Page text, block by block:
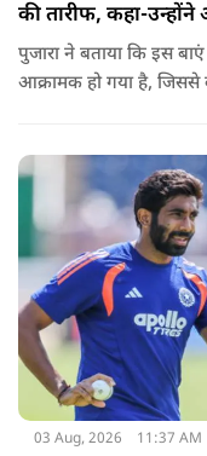
की तारीफ, कहा-
पुजारा ने बताया कि इस
आक्रामक हो गया है,
03 Aug, 2026 11:37 AM